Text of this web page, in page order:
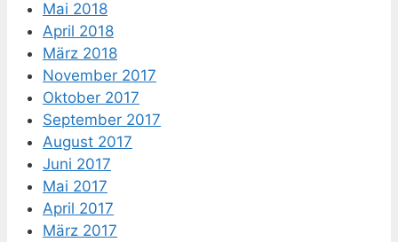
Mai 2018
April 2018
März 2018
November 2017
Oktober 2017
September 2017
August 2017
Juni 2017
Mai 2017
April 2017
März 2017